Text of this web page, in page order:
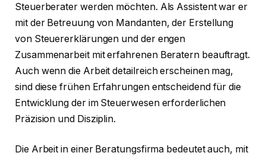
Steuerberater werden möchten. Als Assistent war er
mit der Betreuung von Mandanten, der Erstellung
von Steuererklärungen und der engen
Zusammenarbeit mit erfahrenen Beratern beauftragt.
Auch wenn die Arbeit detailreich erscheinen mag,
sind diese frühen Erfahrungen entscheidend für die
Entwicklung der im Steuerwesen erforderlichen
Präzision und Disziplin.
Die Arbeit in einer Beratungsfirma bedeutet auch, mit